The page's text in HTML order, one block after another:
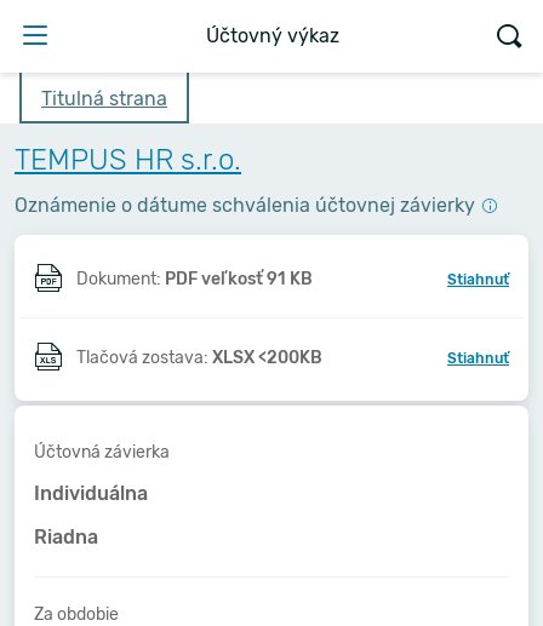
Účtovný výkaz
Titulná strana
TEMPUS HR s.r.o.
Oznámenie o dátume schválenia účtovnej závierky
Dokument: PDF veľkosť 91 KB Stiahnuť
Tlačová zostava: XLSX <200KB Stiahnuť
Účtovná závierka
Individuálna
Riadna
Za obdobie